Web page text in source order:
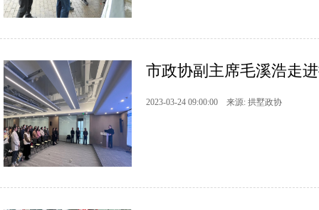
市政协副主席毛溪浩走
2023-03-24 09:00:00 来源: 拱墅政协